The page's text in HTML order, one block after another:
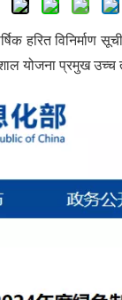
हरित
योजना प्रमुख